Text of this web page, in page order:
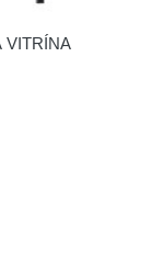
VITRÍNA